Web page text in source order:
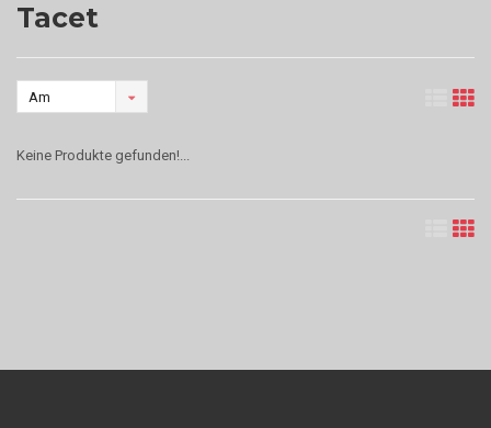
Tacet
Am
angesehen
Keine Produkte gefunden!...